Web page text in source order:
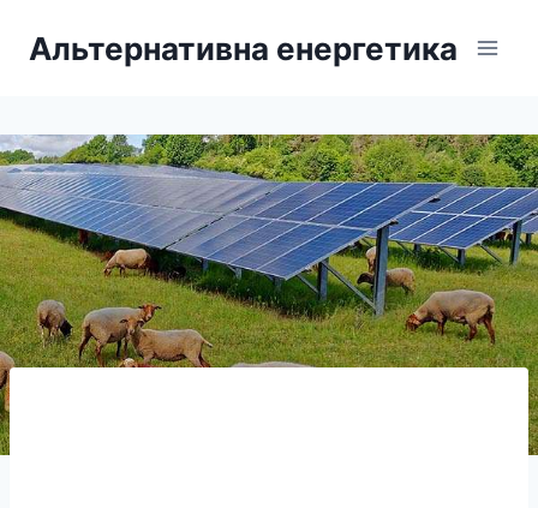
Альтернативна енергетика